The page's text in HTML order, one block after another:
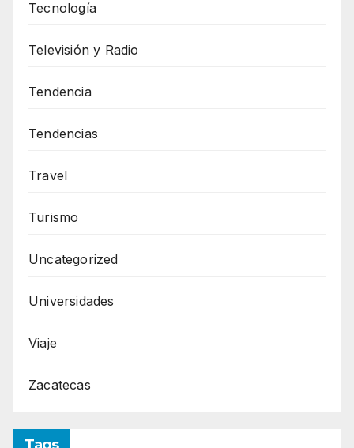
Tecnología
Televisión y Radio
Tendencia
Tendencias
Travel
Turismo
Uncategorized
Universidades
Viaje
Zacatecas
Tags